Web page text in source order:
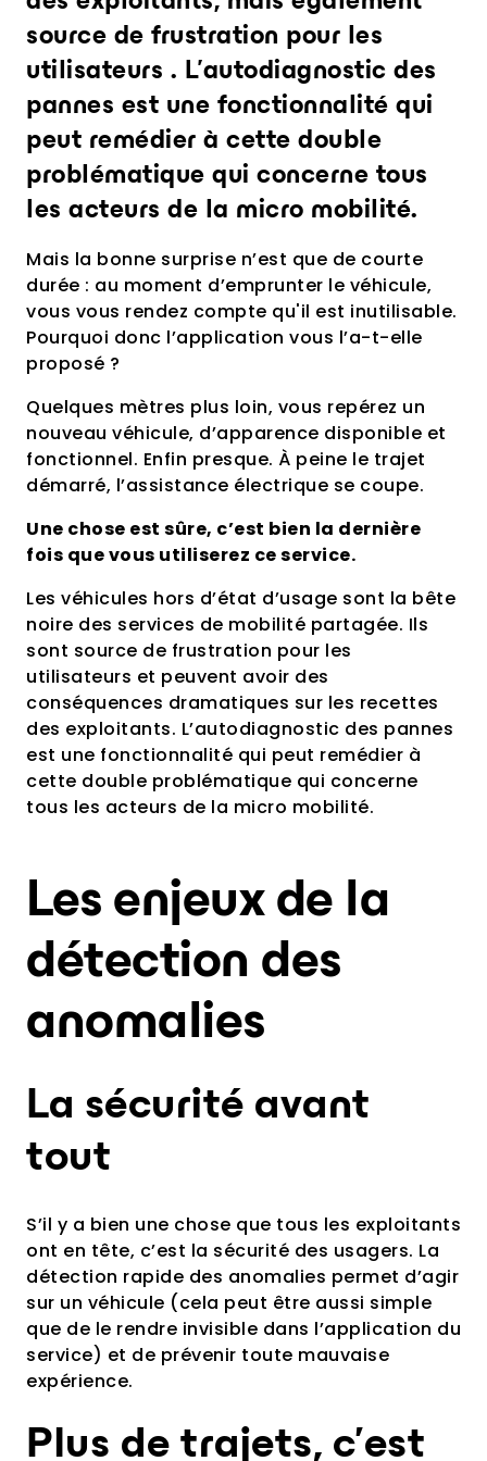
source de frustration pour les
utilisateurs . L’autodiagnostic des
pannes est une fonctionnalité qui
peut remédier à cette double
problématique qui concerne tous
les acteurs de la micro mobilité.
Mais la bonne surprise n’est que de courte
durée : au moment d’emprunter le véhicule,
vous vous rendez compte qu'il est inutilisable.
Pourquoi donc l’application vous l’a-t-elle
proposé ?
Quelques mètres plus loin, vous repérez un
nouveau véhicule, d’apparence disponible et
fonctionnel. Enfin presque. À peine le trajet
démarré, l’assistance électrique se coupe.
Une chose est sûre, c’est bien la dernière
fois que vous utiliserez ce service.
Les véhicules hors d’état d’usage sont la bête
noire des services de mobilité partagée. Ils
sont source de frustration pour les
utilisateurs et peuvent avoir des
conséquences dramatiques sur les recettes
des exploitants. L’autodiagnostic des pannes
est une fonctionnalité qui peut remédier à
cette double problématique qui concerne
tous les acteurs de la micro mobilité.
Les enjeux de la
détection des
anomalies
La sécurité avant
tout
S’il y a bien une chose que tous les exploitants
ont en tête, c’est la sécurité des usagers. La
détection rapide des anomalies permet d’agir
sur un véhicule (cela peut être aussi simple
que de le rendre invisible dans l’application du
service) et de prévenir toute mauvaise
expérience.
Plus de trajets, c’est